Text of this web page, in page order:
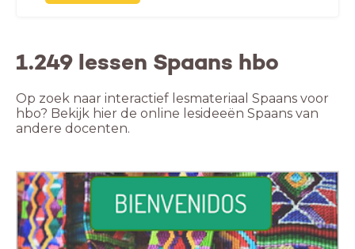
1.249 lessen Spaans hbo
Op zoek naar interactief lesmateriaal Spaans voor
hbo? Bekijk hier de online lesideeën Spaans van
andere docenten.